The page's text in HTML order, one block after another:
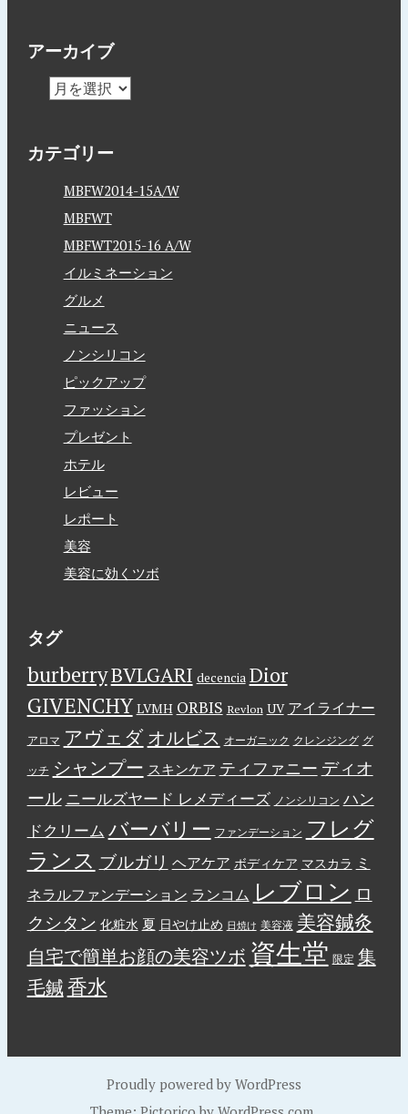
アーカイブ
カテゴリー
MBFW2014-15A/W
MBFWT
MBFWT2015-16 A/W
イルミネーション
グルメ
ニュース
ノンシリコン
ピックアップ
ファッション
プレゼント
ホテル
レビュー
レポート
美容
美容に効くツボ
タグ
burberryBVLGARI decencia Dior
GIVENCHY LVMH ORBIS Revlon UV アイライナー
アロマ アヴェダ オルビス オーガニック クレンジング グ
ッチ シャンプー スキンケア ティファニー ディオ
ール ニールズヤード レメディーズ ノンシリコン ハン
ドクリーム バーバリー ファンデーション フレグ
ランス ブルガリ ヘアケア ボディケア マスカラ ミ
ネラルファンデーション ランコム レブロン ロ
クシタン 化粧水 夏 日やけ止め 日焼け 美容液 美容鍼灸
自宅で簡単お顔の美容ツボ 資生堂 限定 集
毛鍼香水
Proudly powered by WordPress